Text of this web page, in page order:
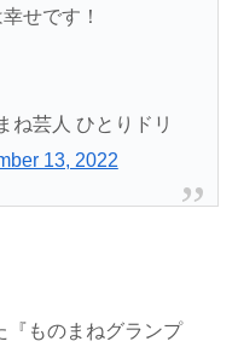
せです！
ね芸人 ひとりドリ
13, 2022
『ものまねグランプ